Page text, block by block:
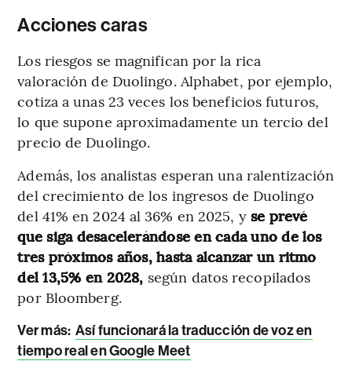
Acciones caras
Los riesgos se magnifican por la rica
valoración de Duolingo. Alphabet, por ejemplo,
cotiza a unas 23 veces los beneficios futuros,
lo que supone aproximadamente un tercio del
precio de Duolingo.
Además, los analistas esperan una ralentización
del crecimiento de los ingresos de Duolingo
del 41% en 2024 al 36% en 2025, y se prevé
que siga desacelerándose en cada uno de los
tres próximos años, hasta alcanzar un ritmo
del 13,5% en 2028, según datos recopilados
por Bloomberg.
Ver más: Así funcionará la traducción de voz en
tiempo real en Google Meet